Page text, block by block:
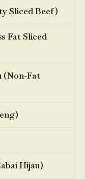
Sliced Beef)
Fat Sliced
(Non-Fat
Hijau)